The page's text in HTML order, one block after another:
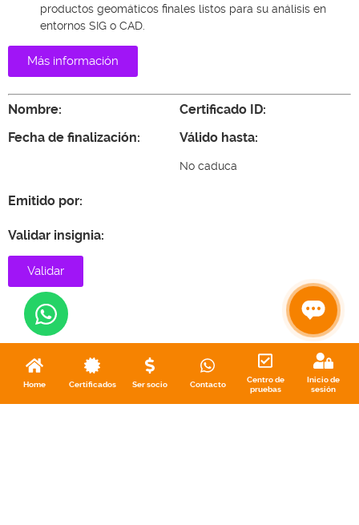
productos geomáticos finales listos para su análisis en
entornos SIG o CAD.
Más información
Nombre:
Fecha de finalización:
Certificado ID:
Válido hasta:
No caduca
Emitido por:
Validar insignia:
Validar
Home Certificados Ser socio Contacto
Centro de
pruebas
Inicio de
sesión